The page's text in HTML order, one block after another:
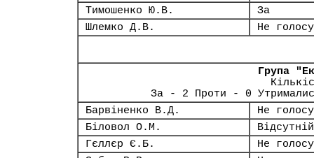
Тимошенко Ю.В.
За
Шлемко Д.В.
Не
Група
За - 2 Проти - 0
Барвіненко В.Д.
Не
Біловол О.М.
Відсутній
Гєллєр Є.Б.
Не